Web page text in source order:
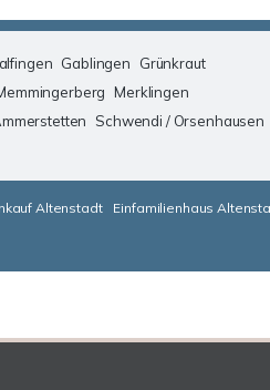
Gablingen
Grünkraut
Merklingen
Schwendi / Orsenhausen
Altenstadt
Einfamilienhaus